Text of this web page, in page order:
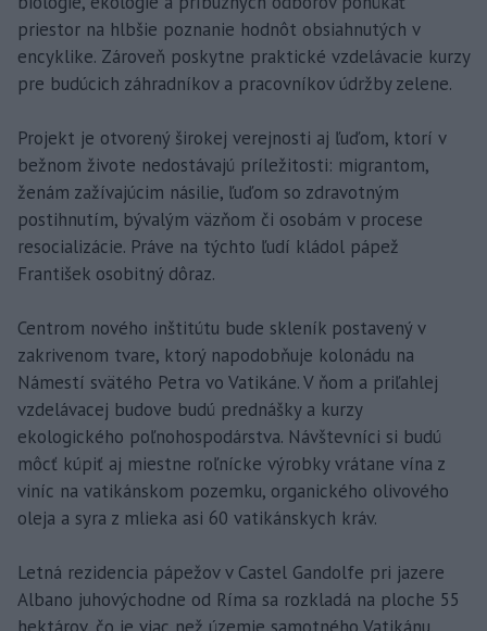
priestor na hlbšie poznanie hodnôt obsiahnutých v
encyklike. Zároveň poskytne praktické vzdelávacie kurzy
pre budúcich záhradníkov a pracovníkov údržby zelene.
Projekt je otvorený širokej verejnosti aj ľuďom, ktorí v
bežnom živote nedostávajú príležitosti: migrantom,
ženám zažívajúcim násilie, ľuďom so zdravotným
postihnutím, bývalým väzňom či osobám v procese
resocializácie. Práve na týchto ľudí kládol pápež
František osobitný dôraz.
Centrom nového inštitútu bude skleník postavený v
zakrivenom tvare, ktorý napodobňuje kolonádu na
Námestí svätého Petra vo Vatikáne. V ňom a priľahlej
vzdelávacej budove budú prednášky a kurzy
ekologického poľnohospodárstva. Návštevníci si budú
môcť kúpiť aj miestne roľnícke výrobky vrátane vína z
viníc na vatikánskom pozemku, organického olivového
oleja a syra z mlieka asi 60 vatikánskych kráv.
Letná rezidencia pápežov v Castel Gandolfe pri jazere
Albano juhovýchodne od Ríma sa rozkladá na ploche 55